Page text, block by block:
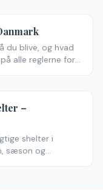
du blive, og hvad
alle reglerne for
–
shelter i
sæson og